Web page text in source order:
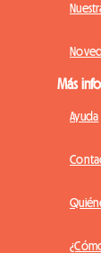
Más
Ayuda